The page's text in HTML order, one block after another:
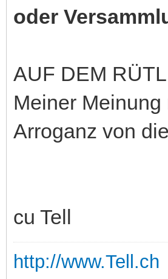
oder
AUF DEM
Meiner
Arroganz von
cu Tell
http://www.Tell.ch